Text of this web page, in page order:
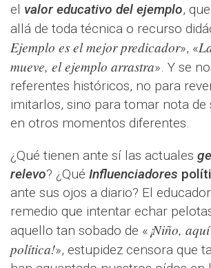
el valor educativo del ejemplo,
allá de toda técnica o recurso
Ejemplo es el mejor predicador», «
mueve, el ejemplo arrastra». Y se
referentes históricos, no para
imitarlos, sino para tomar nota de
en otros momentos diferentes.
¿Qué tienen ante sí las actuales
relevo? ¿Qué Influenciadores
ante sus ojos a diario? El
remedio que intentar echar
aquello tan sobado de « ¡Niño,
política!», estupidez censora que